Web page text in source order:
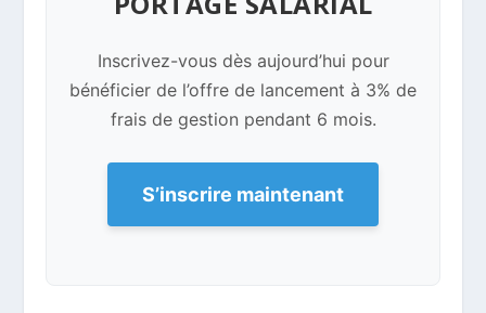
Inscrivez-vous dès aujourd’hui pour
bénéficier de l’offre de lancement à 3% de
frais de gestion pendant 6 mois.
S’inscrire maintenant